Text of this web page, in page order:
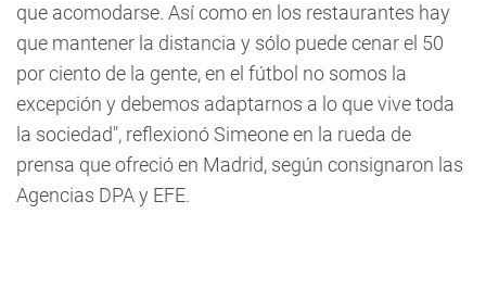
que acomodarse. Así como en los restaurantes hay
que mantener la distancia y sólo puede cenar el 50
por ciento de la gente, en el fútbol no somos la
excepción y debemos adaptarnos a lo que vive toda
la sociedad", reflexionó Simeone en la rueda de
prensa que ofreció en Madrid, según consignaron las
Agencias DPA y EFE.